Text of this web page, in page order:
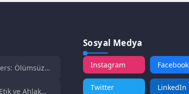
Ölümsüz
ve İnceleme
ve Ahlak
Sosyal Medya
Instagram Facebook
Twitter LinkedIn